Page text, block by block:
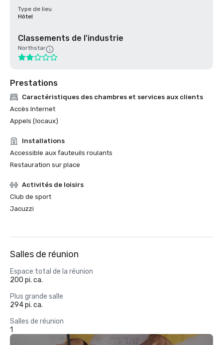
Type de lieu
Hôtel
Classements de l'industrie
Northstar
Prestations
Caractéristiques des chambres et services aux clients
Accès Internet
Appels (locaux)
Installations
Accessible aux fauteuils roulants
Restauration sur place
Activités de loisirs
Club de sport
Jacuzzi
Salles de réunion
Espace total de la réunion
200 pi. ca.
Plus grande salle
294 pi. ca.
Salles de réunion
1